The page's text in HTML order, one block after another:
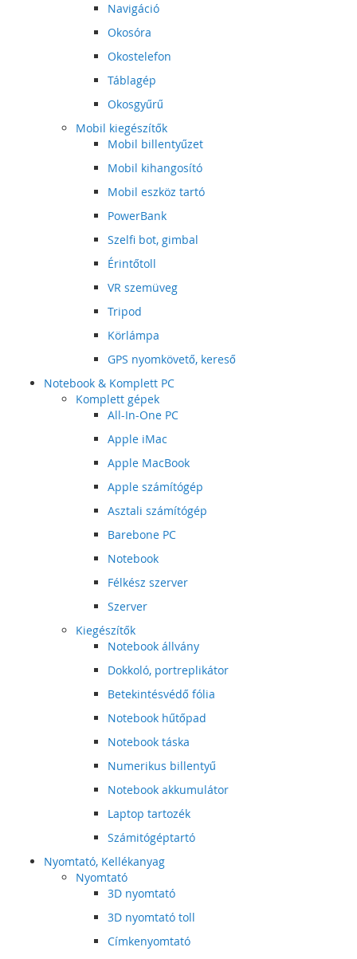
Navigáció
Okosóra
Okostelefon
Táblagép
Okosgyűrű
Mobil kiegészítők
Mobil billentyűzet
Mobil kihangosító
Mobil eszköz tartó
PowerBank
Szelfi bot, gimbal
Érintőtoll
VR szemüveg
Tripod
Körlámpa
GPS nyomkövető, kereső
Notebook & Komplett PC
Komplett gépek
All-In-One PC
Apple iMac
Apple MacBook
Apple számítógép
Asztali számítógép
Barebone PC
Notebook
Félkész szerver
Szerver
Kiegészítők
Notebook állvány
Dokkoló, portreplikátor
Betekintésvédő fólia
Notebook hűtőpad
Notebook táska
Numerikus billentyű
Notebook akkumulátor
Laptop tartozék
Számitógéptartó
Nyomtató, Kellékanyag
Nyomtató
3D nyomtató
3D nyomtató toll
Címkenyomtató